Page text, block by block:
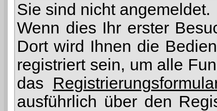
Sie sind nicht angemeldet.
Wenn dies Ihr erster
Dort wird Ihnen die
registriert sein, um alle
das
ausführlich über den